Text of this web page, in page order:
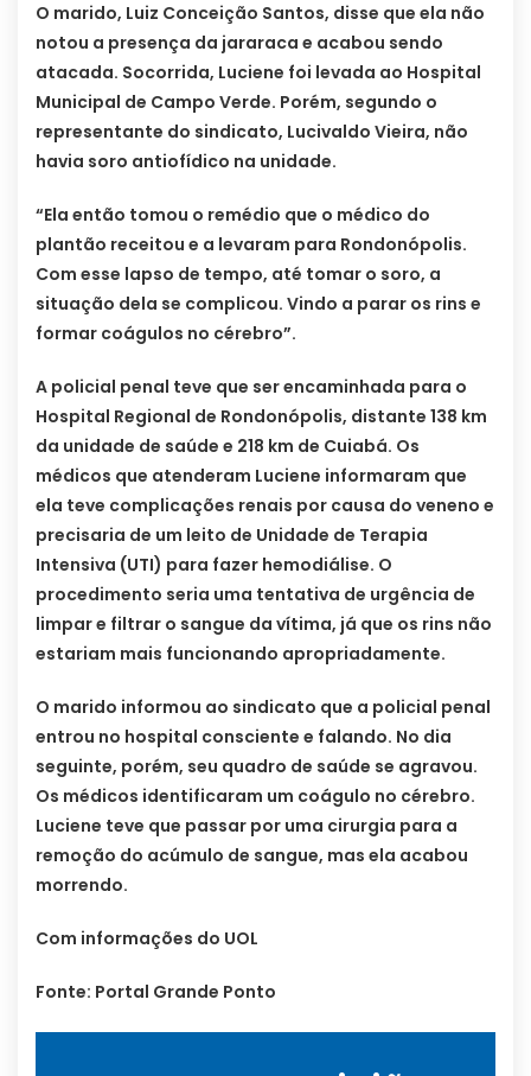
O marido, Luiz Conceição Santos, disse que ela não
notou a presença da jararaca e acabou sendo
atacada. Socorrida, Luciene foi levada ao Hospital
Municipal de Campo Verde. Porém, segundo o
representante do sindicato, Lucivaldo Vieira, não
havia soro antiofídico na unidade.
“Ela então tomou o remédio que o médico do
plantão receitou e a levaram para Rondonópolis.
Com esse lapso de tempo, até tomar o soro, a
situação dela se complicou. Vindo a parar os rins e
formar coágulos no cérebro”.
A policial penal teve que ser encaminhada para o
Hospital Regional de Rondonópolis, distante 138 km
da unidade de saúde e 218 km de Cuiabá. Os
médicos que atenderam Luciene informaram que
ela teve complicações renais por causa do veneno e
precisaria de um leito de Unidade de Terapia
Intensiva (UTI) para fazer hemodiálise. O
procedimento seria uma tentativa de urgência de
limpar e filtrar o sangue da vítima, já que os rins não
estariam mais funcionando apropriadamente.
O marido informou ao sindicato que a policial penal
entrou no hospital consciente e falando. No dia
seguinte, porém, seu quadro de saúde se agravou.
Os médicos identificaram um coágulo no cérebro.
Luciene teve que passar por uma cirurgia para a
remoção do acúmulo de sangue, mas ela acabou
morrendo.
Com informações do UOL
Fonte: Portal Grande Ponto